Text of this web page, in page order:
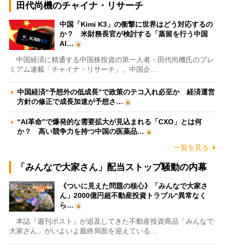
田代尚機のチャイナ・リサーチ
中国「Kimi K3」の衝撃に世界はどう対応するの
か？ 米財務長官が検討する「蒸留を行う中国
AI…
中国経済に精通する中国株投資の第一人者・田代尚機氏のプレ
ミアム連載「チャイナ・リサーチ」。中国企…
中国経済“予想外の低成長”で政策のテコ入れ必至か 経済運営
方針の修正で成長加速が予想さ…
“AI革命”で爆発的な需要拡大が見込まれる「CXO」とは何
か？ 高い競争力を持つ中国の医薬品…
一覧を見る
「みんなで大家さん」配当ストップ騒動の内幕
《ついに見えた問題の核心》「みんなで大家さ
ん」2000億円超不動産投資トラブル“異常なく
ら…
本誌『週刊ポスト』が追及してきた不動産投資商品「みんなで
大家さん」がいよいよ最終局面を迎えている…